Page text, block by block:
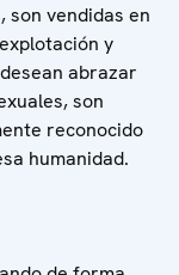
son vendidas en
y
abrazar
son
reconocido
humanidad.